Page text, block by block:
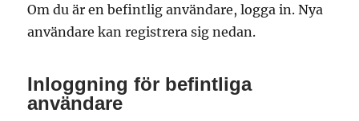
Om du är en befintlig användare, logga in. Nya
användare kan registrera sig nedan.
Inloggning för befintliga
användare